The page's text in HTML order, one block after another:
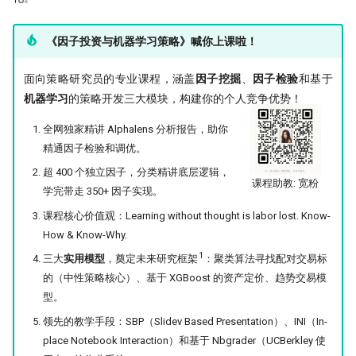
《因子投资与机器学习策略》喊你上课啦！
面向策略研究员的专业课程，涵盖 因子挖掘 因子检验和基于
机器学习的策略开发三大模块，构建你的个人竞争优势！
课程助教: 宽粉
全网独家精讲 Alphalens 分析报告，助你
精通因子检验和调优。
超 400 个独立因子，分类精讲底层逻辑，
学完带走 350+ 因子实现。
课程核心价值观：Learning without thought is labor lost. Know-
How & Know-Why.
三大实用模型 ，奠定未来研究框架1 ：聚类算法寻找配对交易标
的（中性策略核心）、基于 XGBoost 的资产定价、趋势交易模
型。
领先的教学手段：SBP（Slidev Based Presentation）、INI（In-
place Notebook Interaction）和基于 Nbgrader（UCBerkley 使